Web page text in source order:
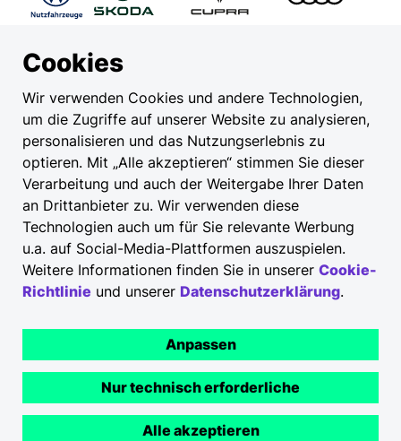
Impressum
Datenschutz
EU Data Act
Datenschutz-Einstellungen
Nutzungsbedingungen
Cookies
Cookies
Wir verwenden Cookies und andere Technologien,
um die Zugriffe auf unserer Website zu analysieren,
personalisieren und das Nutzungserlebnis zu
optieren. Mit „Alle akzeptieren“ stimmen Sie dieser
Verarbeitung und auch der Weitergabe Ihrer Daten
an Drittanbieter zu. Wir verwenden diese
Technologien auch um für Sie relevante Werbung
u.a. auf Social-Media-Plattformen auszuspielen.
Weitere Informationen finden Sie in unserer Cookie-
Richtlinie und unserer Datenschutzerklärung.
Anpassen
Nur technisch erforderliche
Alle akzeptieren